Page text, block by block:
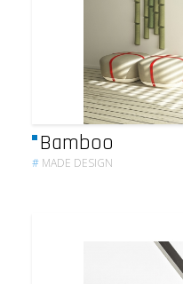
Bamboo
# MADE DESIGN